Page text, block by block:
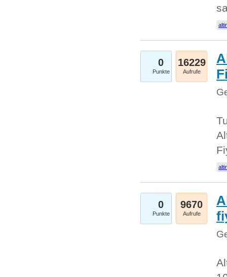
0
Punkte
16229
Aufrufe
0
Punkte
9670
Aufrufe